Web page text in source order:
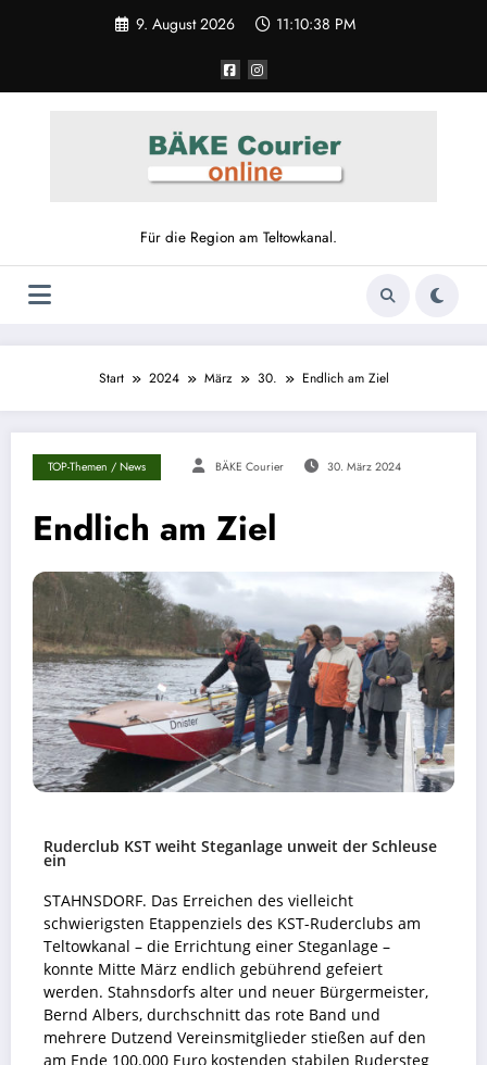
9. August 2026 11:10:39 PM
Für die Region am Teltowkanal.
Start 2024 März 30. Endlich am Ziel
TOP-Themen / News BÄKE Courier 30. März 2024
Endlich am Ziel
Ruderclub KST weiht Steganlage unweit der Schleuse
ein
STAHNSDORF. Das Erreichen des vielleicht
schwierigsten Etappenziels des KST-Ruderclubs am
Teltowkanal – die Errichtung einer Steganlage –
konnte Mitte März endlich gebührend gefeiert
werden. Stahnsdorfs alter und neuer Bürgermeister,
Bernd Albers, durchschnitt das rote Band und
mehrere Dutzend Vereinsmitglieder stießen auf den
am Ende 100.000 Euro kostenden stabilen Rudersteg